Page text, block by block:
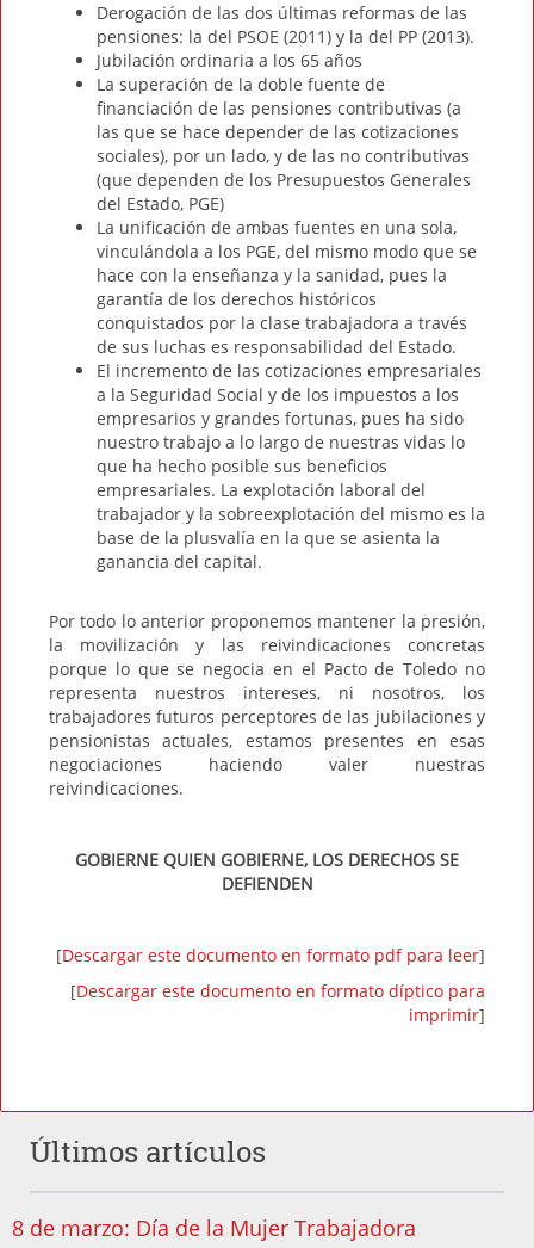
Derogación de las dos últimas reformas de las
pensiones: la del PSOE (2011) y la del PP (2013).
Jubilación ordinaria a los 65 años
La superación de la doble fuente de
financiación de las pensiones contributivas (a
las que se hace depender de las cotizaciones
sociales), por un lado, y de las no contributivas
(que dependen de los Presupuestos Generales
del Estado, PGE)
La unificación de ambas fuentes en una sola,
vinculándola a los PGE, del mismo modo que se
hace con la enseñanza y la sanidad, pues la
garantía de los derechos históricos
conquistados por la clase trabajadora a través
de sus luchas es responsabilidad del Estado.
El incremento de las cotizaciones empresariales
a la Seguridad Social y de los impuestos a los
empresarios y grandes fortunas, pues ha sido
nuestro trabajo a lo largo de nuestras vidas lo
que ha hecho posible sus beneficios
empresariales. La explotación laboral del
trabajador y la sobreexplotación del mismo es la
base de la plusvalía en la que se asienta la
ganancia del capital.
Por todo lo anterior proponemos mantener la presión,
la movilización y las reivindicaciones concretas
porque lo que se negocia en el Pacto de Toledo no
representa nuestros intereses, ni nosotros, los
trabajadores futuros perceptores de las jubilaciones y
pensionistas actuales, estamos presentes en esas
negociaciones haciendo valer nuestras
reivindicaciones.
GOBIERNE QUIEN GOBIERNE, LOS DERECHOS SE
DEFIENDEN
[Descargar este documento en formato pdf para leer]
[Descargar este documento en formato díptico para
imprimir]
Últimos artículos
8 de marzo: Día de la Mujer Trabajadora